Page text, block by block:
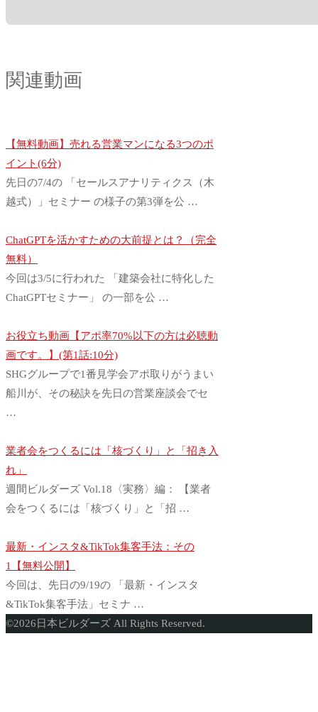
関連動画
【無料動画】売れる営業マンになる3つのポ
イント(6分)
先日の7/4の 「セールスアナリティクス（木
越式）」セミナー の様子の第3弾を公 …
ChatGPTを活かすための大前提とは？（完全
無料）
今回は3/5に行われた 「建築会社に特化した
ChatGPTセミナー」 の一部を公 …
お役立ち動画【アポ率70%以下の方は必聴動
画です。】(第1話:10分)
SHGグループで1番見学会アポ取りがうまい
船川が、その秘訣を先日の営業座談会でセ
…
業者会をつくるには「核づくり」と「招き入
れ」
週間ビルダーズ Vol.18〈実務〉編： 【業者
会をつくるには「核づくり」と「招 …
最新・インスタ&TikTok集客手法：その
1【無料公開】
今回は、先日の9/19の 「最新・インスタ
&TikTok集客手法」セミナ …
ト
©2026 日本ビルダーズ All Rights Reserved.